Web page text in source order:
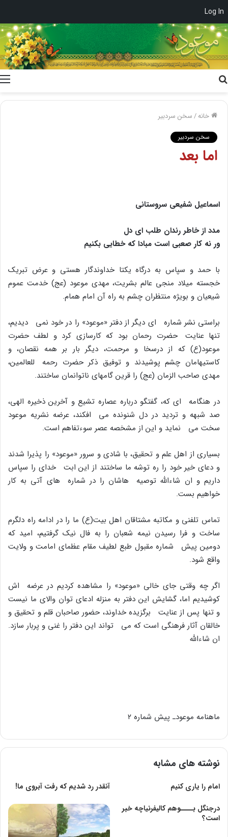
Log In
خانه/سخن سردبیر
سخن سردبیر
اما بعد
اسماعیل شفیعی سروستانی
مدد از خاطر رندان طلب اى دل
ور نه کار صعبى است مبادا که خطایى بکنیم
با حمد و سپاس به درگاه یکتا خداوندگار هستى و عرض تبریک
خجسته میلاد منجى عالم بشریت، مهدى موعود (عج) خدمت عموم
شیعیان و بویژه منتظران چشم به راه آن امام همام.
براستى نشر شماره اى دیگر از دفتر «موعود» را در خود نمى دیدیم،
تنها عنایت حضرت رحمان بود که کارسازى کرد و لطف حضرت
موعود(ع) که از درسخا و مرحمت، دیگر بار بر همه نقصان، و
کاستیهامان چشم پوشیدند و توفیق ذکر حضرت رحمه للعالمین،
مهدى صاحب الزمان (عج) را قرین گامهاى ناتوانمان ساختند.
در هنگامه اى که، گفتگو درباره عصاره تشیع و آخرین ذخیره الهى،
صد شبهه و تردید در دل شنونده مى افکند، عرضه نشریه موعود
سخت مى نماید و این از مشخصه عصر سوءتفاهم است.
بسیارى از اهل علم و تحقیق، با شادى و سرور «موعود» را پذیرا شدند
و دعاى خیر خود را ره توشه ما ساختند از این ابت خداى را سپاس
داریم و ان شاءالله توصیه هاشان را در شماره هاى آتى به کار
خواهیم بست.
تماس تلفنى و مکاتبه مشتاقان اهل بیت(ع) ما را در ادامه راه دلگرم
ساخت و فرا رسیدن نیمه شعبان را به فال نیک گرفتیم، امید که
دومین پیش شماره مقبول طبع لطیف مقام عظماى امامت و ولایت
واقع شود.
اگر چه وقتى جاى خالى «موعود» را مشاهده کردیم در عرضه اش
کوشیدیم اما، گشایش این دفتر به منزله ادعاى توان والاى ما نیست
و تنها پس از عنایت برگزیده خداوند، حضور صاحبان قلم و تحقیق و
خالقان آثار فرهنگى است که مى تواند این دفتر را غنى و پربار سازد.
ان شاءالله
ماهنامه موعودـ پیش شماره ۲
نوشته های مشابه
امام را یاری کنیم
آنقدر رد شدیم که رفت آبروی ما!
درجنگل بــــوهم کالیفرنیاچه خبر
است؟